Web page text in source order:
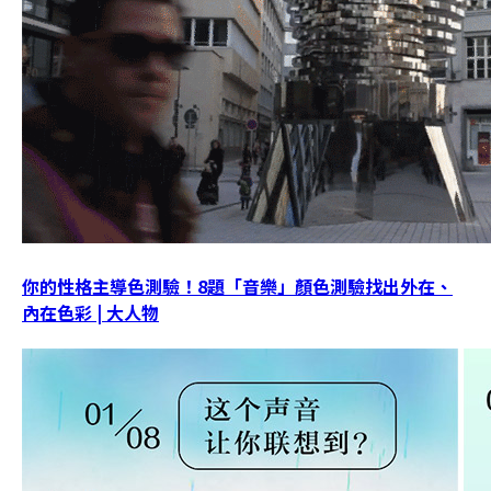
你的性格主導色測驗！8題「音樂」顏色測驗找出外在、
內在色彩 | 大人物